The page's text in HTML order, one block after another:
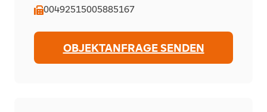
00492515005885167
OBJEKTANFRAGE SENDEN